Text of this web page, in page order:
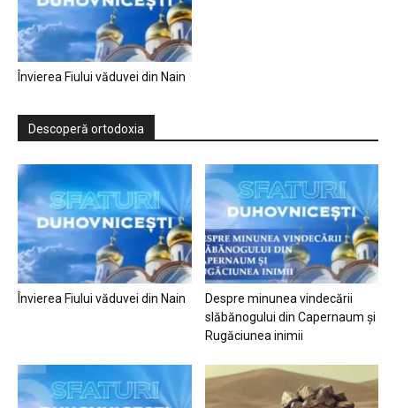
Învierea Fiului văduvei din Nain
Descoperă ortodoxia
Învierea Fiului văduvei din Nain
Despre minunea vindecării
slăbănogului din Capernaum și
Rugăciunea inimii